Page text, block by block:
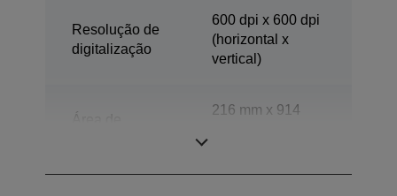
Resolução de
digitalização
600 dpi x 600 dpi
(horizontal x
vertical)
216 mm x 914